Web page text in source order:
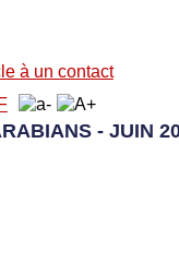
- JUIN